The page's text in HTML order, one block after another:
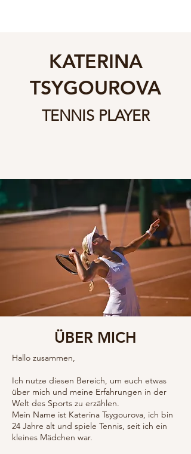
KATERINA
TSYGOUROVA
TENNIS PLAYER
ÜBER MICH
Hallo zusammen,
Ich nutze diesen Bereich, um euch etwas
über mich und meine Erfahrungen in der
Welt des Sports zu erzählen.
Mein Name ist Katerina Tsygourova, ich bin
24 Jahre alt und spiele Tennis, seit ich ein
kleines Mädchen war.